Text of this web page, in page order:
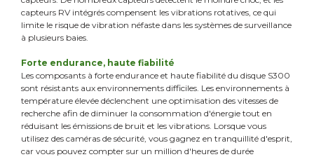
capteurs RV intégrés compensent les vibrations rotatives, ce qui
limite le risque de vibration néfaste dans les systèmes de surveillance
à plusieurs baies.
Forte endurance, haute fiabilité
Les composants à forte endurance et haute fiabilité du disque S300
sont résistants aux environnements difficiles. Les environnements à
température élevée déclenchent une optimisation des vitesses de
recherche afin de diminuer la consommation d'énergie tout en
réduisant les émissions de bruit et les vibrations. Lorsque vous
utilisez des caméras de sécurité, vous gagnez en tranquillité d'esprit,
car vous pouvez compter sur un million d'heures de durée